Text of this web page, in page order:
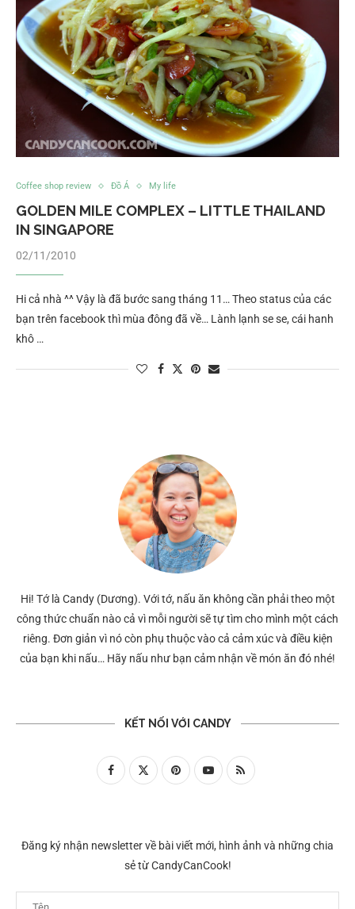
Coffee shop review Đồ Á My life
GOLDEN MILE COMPLEX – LITTLE THAILAND
IN SINGAPORE
02/11/2010
Hi cả nhà ^^ Vậy là đã bước sang tháng 11… Theo status của các
bạn trên facebook thì mùa đông đã về… Lành lạnh se se, cái hanh
khô …
Hi! Tớ là Candy (Dương). Với tớ, nấu ăn không cần phải theo một
công thức chuẩn nào cả vì mỗi người sẽ tự tìm cho mình một cách
riêng. Đơn giản vì nó còn phụ thuộc vào cả cảm xúc và điều kiện
của bạn khi nấu… Hãy nấu như bạn cảm nhận về món ăn đó nhé!
KẾT NỐI VỚI CANDY
Đăng ký nhận newsletter về bài viết mới, hình ảnh và những chia
sẻ từ CandyCanCook!